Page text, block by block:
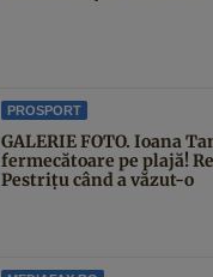
PROSPORT
GALERIE FOTO. Ioana
fermecătoare pe plajă!
Pestrițu când a văzut-o